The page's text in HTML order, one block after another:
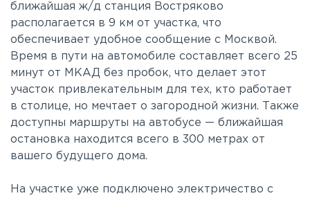
ближайшая ж/д станция Востряково
располагается в 9 км от участка, что
обеспечивает удобное сообщение с Москвой.
Время в пути на автомобиле составляет всего 25
минут от МКАД без пробок, что делает этот
участок привлекательным для тех, кто работает
в столице, но мечтает о загородной жизни. Также
доступны маршруты на автобусе — ближайшая
остановка находится всего в 300 метрах от
вашего будущего дома.
На участке уже подключено электричество с